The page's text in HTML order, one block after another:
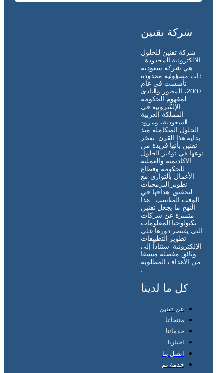
شركة تقنين
شركة تقنين للحلول
الالكترونية المحدودة ,
هي شركة سعودية
ذات مسؤولية محدودة
تأسست في عام
2007، المطور والبادئ
لمفهوم الحكومة
الإلكترونية في
المملكة العربية
السعودية، ومزود
الحلول المتكاملة منذ
بداية هذا القرن. تفخر
تقنين بأنها فريدة من
نوعها في توفير الحلول
الأكاديمية والعملية
للحكومة وقطاع
الأعمال بالتوازي مع
تطوير البرمجيات
لتحقيق أهدافها في
الوقت المناسب . هذا
النهج ما يجعل تقنين
متميزة عن شركات
تكنولوجيا المعلومات
التي يقتصر دورها على
تطوير التطبيقات
الإلكترونية استناداً إلى
وثائق مفصلة مسبقا
من الأهداف المطلوبة
.
كل ما لدينا
عن تقنين
منتجاتنا
خدماتنا
اخبارنا
اتصل بنا
خدمة تم